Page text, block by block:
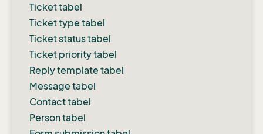
Ticket tabel
Ticket type tabel
Ticket status tabel
Ticket priority tabel
Reply template tabel
Message tabel
Contact tabel
Person tabel